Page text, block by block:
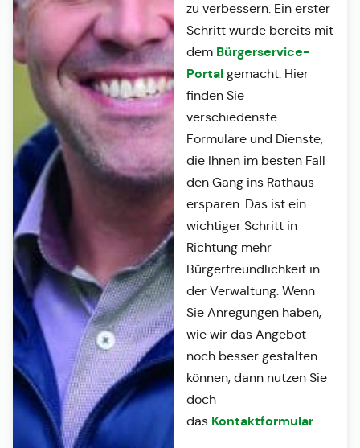
zu verbessern. Ein erster
Schritt wurde bereits mit
dem Bürgerservice-
Portalgemacht. Hier
finden Sie
verschiedenste
Formulare und Dienste,
die Ihnen im besten Fall
den Gang ins Rathaus
ersparen. Das ist ein
wichtiger Schritt in
Richtung mehr
Bürgerfreundlichkeit in
der Verwaltung. Wenn
Sie Anregungen haben,
wie wir das Angebot
noch besser gestalten
können, dann nutzen Sie
doch
das Kontaktformular.